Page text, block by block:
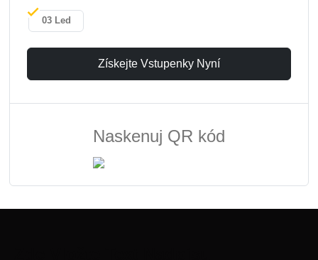
03 Led
Získejte Vstupenky Nyní
Naskenuj QR kód